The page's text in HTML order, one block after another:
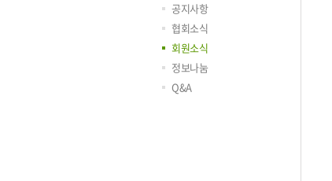
공지사항
협회소식
회원소식
정보나눔
Q&A